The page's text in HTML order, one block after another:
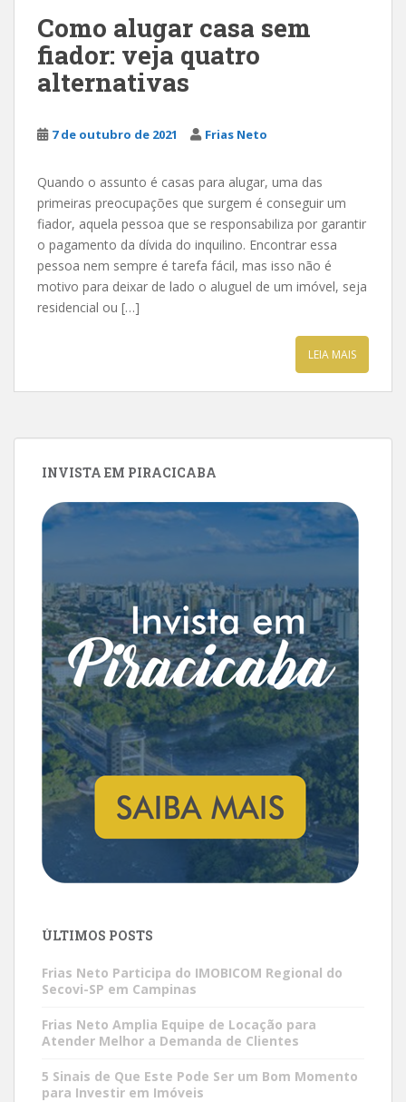
Como alugar casa sem
fiador: veja quatro
alternativas
7 de outubro de 2021 Frias Neto
Quando o assunto é casas para alugar, uma das
primeiras preocupações que surgem é conseguir um
fiador, aquela pessoa que se responsabiliza por garantir
o pagamento da dívida do inquilino. Encontrar essa
pessoa nem sempre é tarefa fácil, mas isso não é
motivo para deixar de lado o aluguel de um imóvel, seja
residencial ou […]
LEIA MAIS
INVISTA EM PIRACICABA
ÚLTIMOS POSTS
Frias Neto Participa do IMOBICOM Regional do
Secovi-SP em Campinas
Frias Neto Amplia Equipe de Locação para
Atender Melhor a Demanda de Clientes
5 Sinais de Que Este Pode Ser um Bom Momento
para Investir em Imóveis